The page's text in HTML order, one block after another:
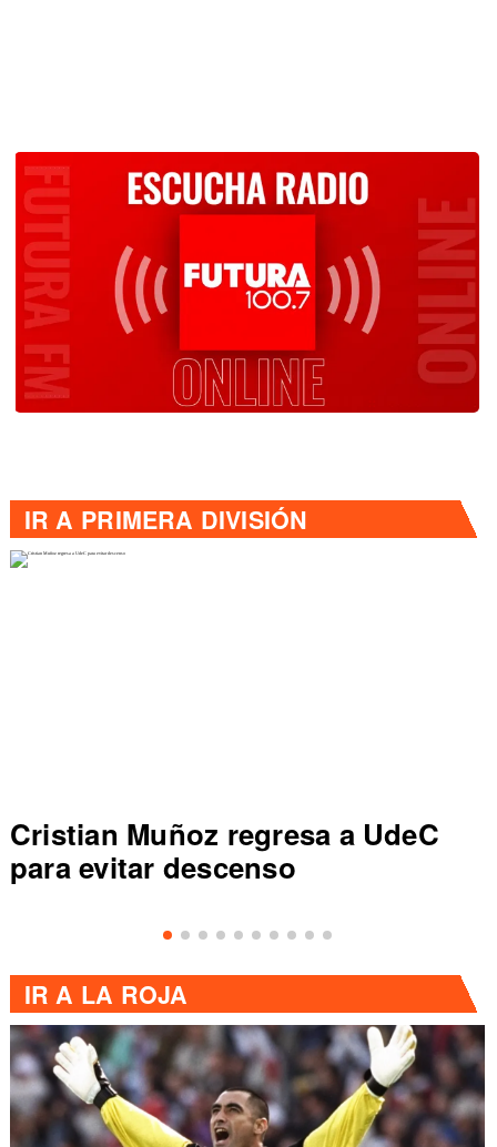
IR A PRIMERA DIVISIÓN
Cristian Muñoz regresa a UdeC
para evitar descenso
IR A LA ROJA